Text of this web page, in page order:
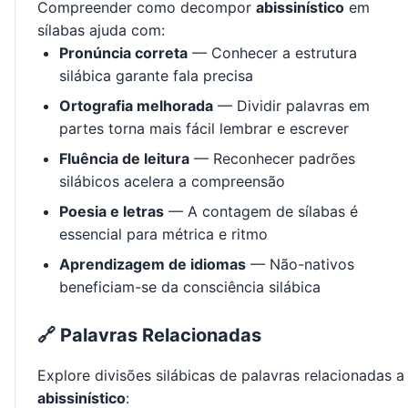
Compreender como decompor abissinístico em
sílabas ajuda com:
Pronúncia correta — Conhecer a estrutura
silábica garante fala precisa
Ortografia melhorada — Dividir palavras em
partes torna mais fácil lembrar e escrever
Fluência de leitura — Reconhecer padrões
silábicos acelera a compreensão
Poesia e letras — A contagem de sílabas é
essencial para métrica e ritmo
Aprendizagem de idiomas — Não-nativos
beneficiam-se da consciência silábica
🔗 Palavras Relacionadas
Explore divisões silábicas de palavras relacionadas a
abissinístico: